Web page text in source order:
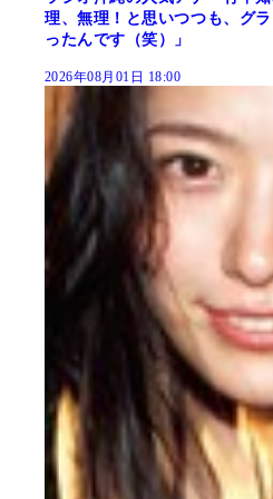
理、無理！と思いつつも、グ
ったんです（笑）」
2026年08月01日 18:00